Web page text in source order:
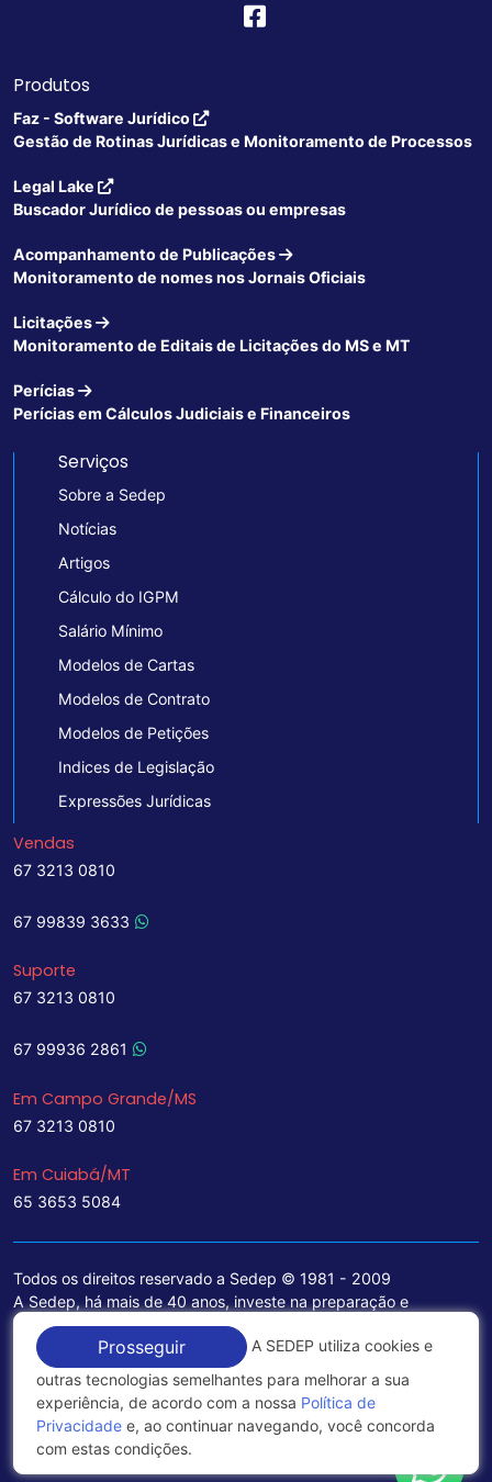
Produtos
Faz - Software Jurídico
Gestão de Rotinas Jurídicas e Monitoramento de Processos
Legal Lake
Buscador Jurídico de pessoas ou empresas
Acompanhamento de Publicações
Monitoramento de nomes nos Jornais Oficiais
Licitações
Monitoramento de Editais de Licitações do MS e MT
Perícias
Perícias em Cálculos Judiciais e Financeiros
Serviços
Sobre a Sedep
Notícias
Artigos
Cálculo do IGPM
Salário Mínimo
Modelos de Cartas
Modelos de Contrato
Modelos de Petições
Indices de Legislação
Expressões Jurídicas
Vendas
67 3213 0810
67 99839 3633
Suporte
67 3213 0810
67 99936 2861
Em Campo Grande/MS
67 3213 0810
Em Cuiabá/MT
65 3653 5084
Todos os direitos reservado a Sedep © 1981 - 2009
A Sedep, há mais de 40 anos, investe na preparação e
treinamento de funcionários e na aquisição de tecnologia de
ponta para a ampliação de seu portfólio de serviços voltados
para a área jurídica, que contemplam informações seguras e
excelentes soluções empresariais.
Política de Privacidade
Prosseguir
A SEDEP utiliza cookies e
outras tecnologias semelhantes para melhorar a sua
experiência, de acordo com a nossa Política de
Privacidade e, ao continuar navegando, você concorda
com estas condições.